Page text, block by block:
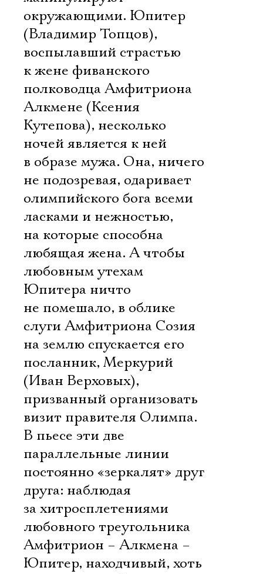
окружающими. Юпитер
(Владимир Топцов),
воспылавший страстью
к жене фиванского
полководца Амфитриона
Алкмене (Ксения
Кутепова), несколько
ночей является к ней
в образе мужа. Она, ничего
не подозревая, одаривает
олимпийского бога всеми
ласками и нежностью,
на которые способна
любящая жена. А чтобы
любовным утехам
Юпитера ничто
не помешало, в облике
слуги Амфитриона Созия
на землю спускается его
посланник, Меркурий
(Иван Верховых),
призванный организовать
визит правителя Олимпа.
В пьесе эти две
параллельные линии
постоянно «зеркалят» друг
друга: наблюдая
за хитросплетениями
любовного треугольника
Амфитрион – Алкмена –
Юпитер, находчивый, хоть